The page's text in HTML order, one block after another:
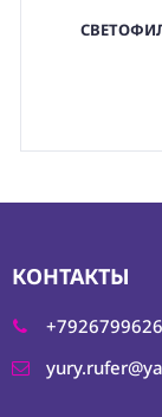
5-1.
КОНТАКТЫ